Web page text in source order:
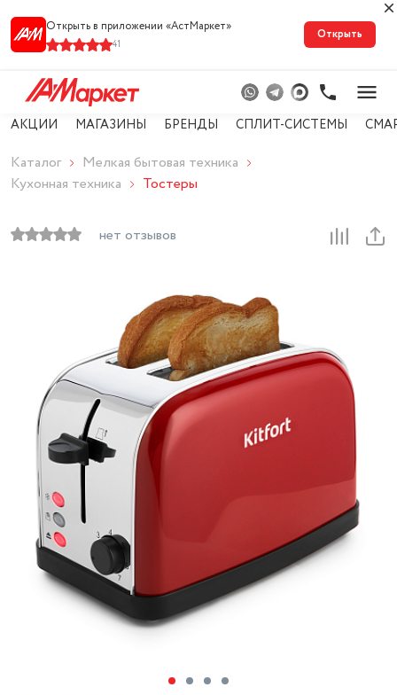
Открыть в приложении «АстМарке‪т‬»
41
Открыть
АКЦИИ МАГАЗИНЫ БРЕНДЫ СПЛИТ-СИСТЕМЫ
Каталог
Мелкая бытовая техника
Кухонная техника
Тостеры
нет отзывов